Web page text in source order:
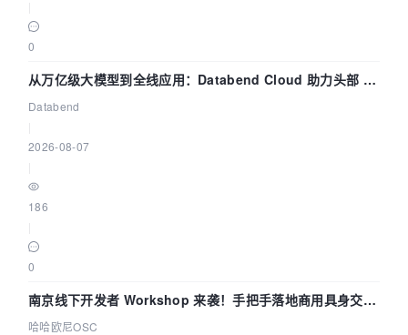
0
从万亿级大模型到全线应用：Databend Cloud 助力头部 AI
企业构建全链路 Trace 数据管道
Databend
2026-08-07
186
0
南京线下开发者 Workshop 来袭！手把手落地商用具身交互
智能 Agent 应用
哈哈欧尼OSC